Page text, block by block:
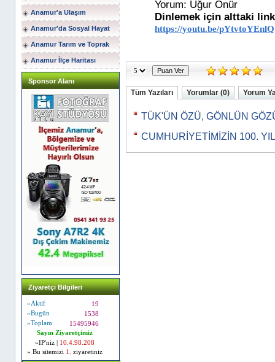
Anamur'a Ulaşım
Anamur'da Sosyal Hayat
Anamur Tarım ve Toprak
Anamur İlçe Haritası
Sponsor Alanı
Ziyaretçi Bilgileri
»Aktif
19
»Bugün
1538
»Toplam
15495946
Sayın Ziyaretçimiz
»IP'niz |
10.4.98.208
» Bu sitemizi 1. ziyaretiniz
Yorum: Uğur Önür
Dinlemek için alttaki
https://youtu.be/pYtvtoYEnlQ
Tüm Yazıları Yorumlar (0) Yorum
TÜK'ÜN ÖZÜ, GÖNLÜN
CUMHURİYETİMİZİN 100.